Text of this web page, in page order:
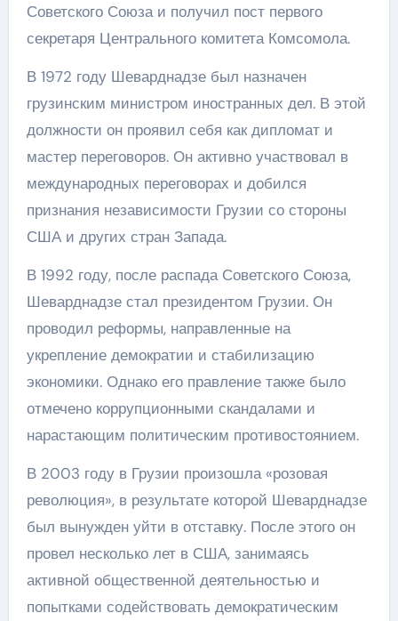
Советского Союза и получил пост первого
секретаря Центрального комитета Комсомола.
В 1972 году Шеварднадзе был назначен
грузинским министром иностранных дел. В этой
должности он проявил себя как дипломат и
мастер переговоров. Он активно участвовал в
международных переговорах и добился
признания независимости Грузии со стороны
США и других стран Запада.
В 1992 году, после распада Советского Союза,
Шеварднадзе стал президентом Грузии. Он
проводил реформы, направленные на
укрепление демократии и стабилизацию
экономики. Однако его правление также было
отмечено коррупционными скандалами и
нарастающим политическим противостоянием.
В 2003 году в Грузии произошла «розовая
революция», в результате которой Шеварднадзе
был вынужден уйти в отставку. После этого он
провел несколько лет в США, занимаясь
активной общественной деятельностью и
попытками содействовать демократическим